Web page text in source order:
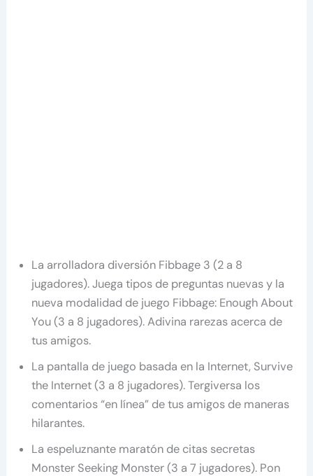
La arrolladora diversión Fibbage 3 (2 a 8
jugadores). Juega tipos de preguntas nuevas y la
nueva modalidad de juego Fibbage: Enough About
You (3 a 8 jugadores). Adivina rarezas acerca de
tus amigos.
La pantalla de juego basada en la Internet, Survive
the Internet (3 a 8 jugadores). Tergiversa los
comentarios “en línea” de tus amigos de maneras
hilarantes.
La espeluznante maratón de citas secretas
Monster Seeking Monster (3 a 7 jugadores). Pon